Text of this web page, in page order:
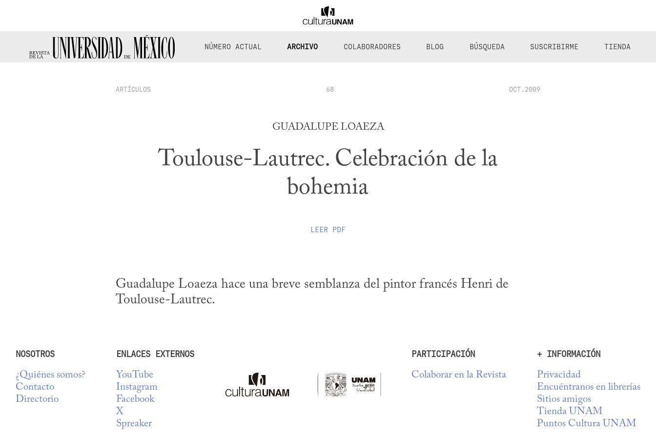
NÚMERO ACTUAL ARCHIVO COLABORADORES BLOG BÚSQUEDA SUSCRIBIRME TIENDA
ARTÍCULOS 68 OCT.2009
GUADALUPE LOAEZA
Toulouse-Lautrec. Celebración de la
bohemia
LEER PDF
Guadalupe Loaeza hace una breve semblanza del pintor francés Henri de
Toulouse-Lautrec.
NOSOTROS
¿Quiénes somos?
Contacto
Directorio
ENLACES EXTERNOS
YouTube
Instagram
Facebook
X
Spreaker
PARTICIPACIÓN
Colaborar en la Revista
+ INFORMACIÓN
Privacidad
Encuéntranos en librerías
Sitios amigos
Tienda UNAM
Puntos Cultura UNAM